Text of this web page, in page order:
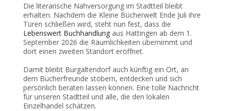
Die literarische Nahversorgung im Stadtteil bleibt
erhalten. Nachdem die Kleine Bücherwelt Ende Juli ihre
Türen schließen wird, steht nun fest, dass die
Lebenswert Buchhandlungaus Hattingen ab dem 1.
September 2026 die Räumlichkeiten übernimmt und
dort einen zweiten Standort eröffnet.
Damit bleibt Burgaltendorf auch künftig ein Ort, an
dem Bücherfreunde stöbern, entdecken und sich
persönlich beraten lassen können. Eine tolle Nachricht
für unseren Stadtteil und alle, die den lokalen
Einzelhandel schätzen.